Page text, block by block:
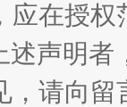
应在授
述声明
，请向